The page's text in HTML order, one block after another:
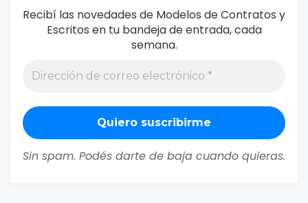
Recibí las novedades de Modelos de Contratos y
Escritos en tu bandeja de entrada, cada
semana.
Sin spam. Podés darte de baja cuando quieras.